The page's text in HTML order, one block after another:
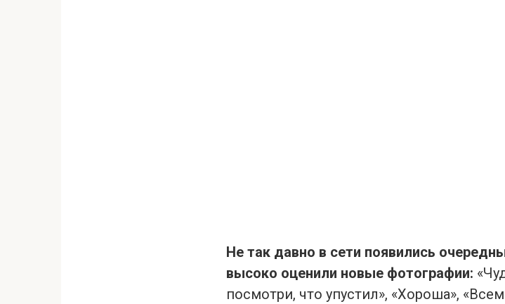
Не так давно в сети появились
высоко оценили новые фотографии:
посмотри, что упустил», «Хороша»,